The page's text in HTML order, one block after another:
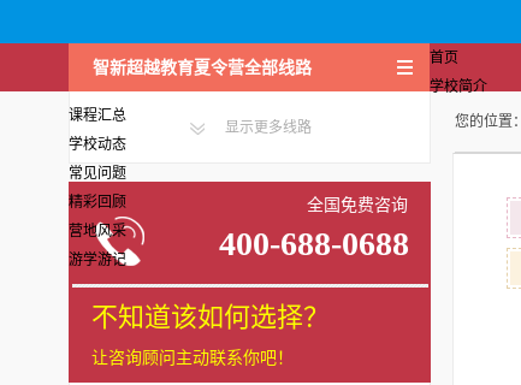
智新超越教育夏令营全部线路
首页
学校简介
课程汇总
学校动态
常见问题
精彩回顾
营地风采
游学游记
显示更多线路
全国免费咨询
400-688-0688
不知道该如何选择？
让咨询顾问主动联系你吧！
您的位置：